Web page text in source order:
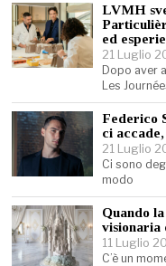
LVMH
ed
21 Luglio
Dopo aver
Les
Federico
ci
21 Luglio
Ci sono
modo
Quando
visionaria
11 Luglio
C’è un